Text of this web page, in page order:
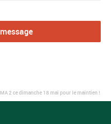
2 ce dimanche 18 mai pour le maintien !